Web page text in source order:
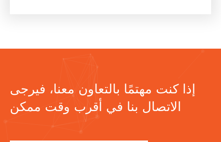
إذا كنت مهتمًا بالتعاون معنا، فيرجى
الاتصال بنا في أقرب وقت ممكن